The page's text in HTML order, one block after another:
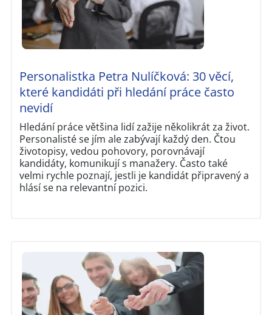
Personalistka Petra Nulíčková: 30 věcí,
které kandidáti při hledání práce často
nevidí
Hledání práce většina lidí zažije několikrát za život.
Personalisté se jím ale zabývají každý den. Čtou
životopisy, vedou pohovory, porovnávají
kandidáty, komunikují s manažery. Často také
velmi rychle poznají, jestli je kandidát připravený a
hlásí se na relevantní pozici.